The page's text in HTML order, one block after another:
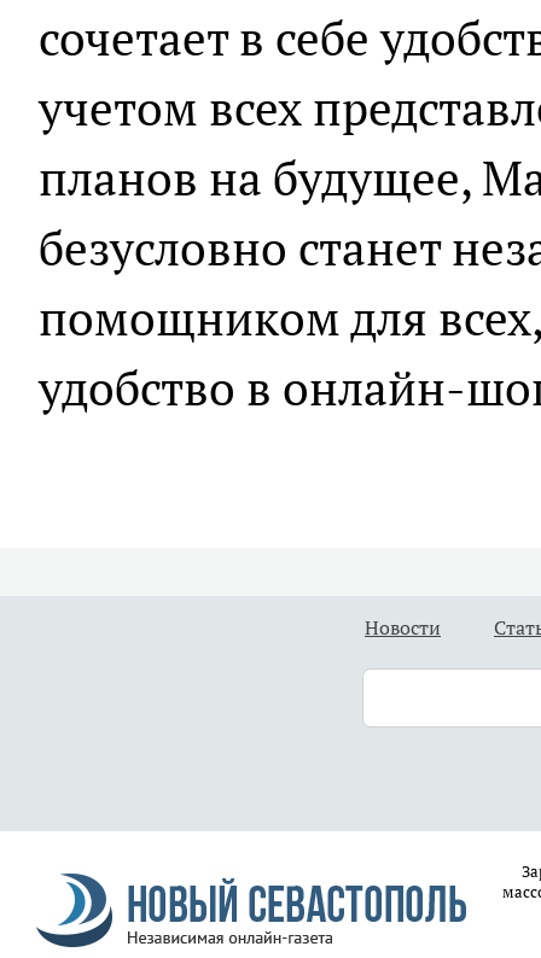
сочетает в себе
учетом всех
планов на будущее,
безусловно станет
помощником для
удобство в онлайн-
Новости